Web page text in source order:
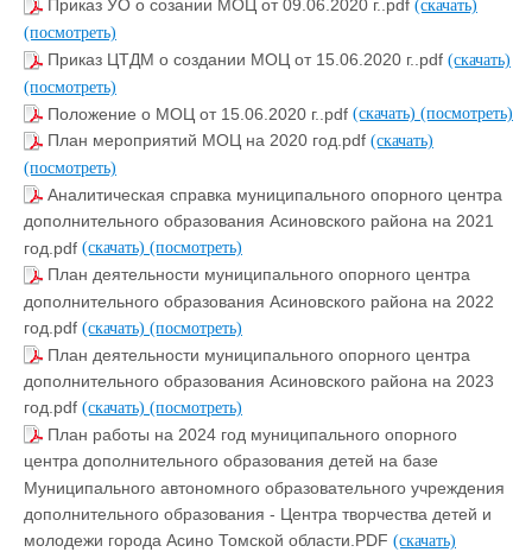
Приказ УО о созании МОЦ от 09.06.2020 г..pdf (скачать)
(посмотреть)
Приказ ЦТДМ о создании МОЦ от 15.06.2020 г..pdf (скачать)
(посмотреть)
Положение о МОЦ от 15.06.2020 г..pdf (скачать) (посмотреть)
План мероприятий МОЦ на 2020 год.pdf (скачать)
(посмотреть)
Аналитическая справка муниципального опорного центра
дополнительного образования Асиновского района на 2021
год.pdf (скачать) (посмотреть)
План деятельности муниципального опорного центра
дополнительного образования Асиновского района на 2022
год.pdf (скачать) (посмотреть)
План деятельности муниципального опорного центра
дополнительного образования Асиновского района на 2023
год.pdf (скачать) (посмотреть)
План работы на 2024 год муниципального опорного
центра дополнительного образования детей на базе
Муниципального автономного образовательного учреждения
дополнительного образования - Центра творчества детей и
молодежи города Асино Томской области.PDF (скачать)